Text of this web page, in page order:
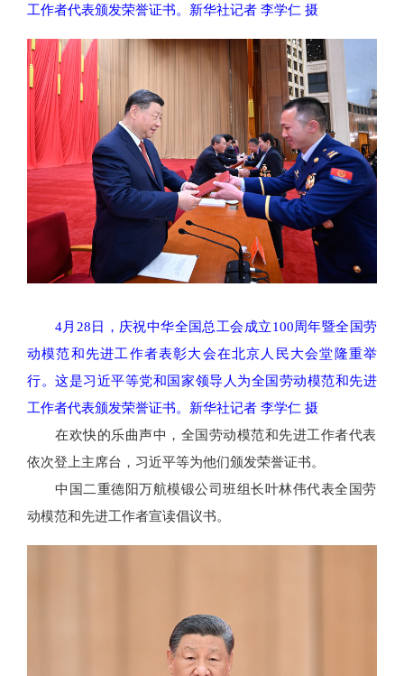
工作者代表颁发荣誉证书。新华社记者 李学仁 摄
4月28日，庆祝中华全国总工会成立100周年暨全国劳
动模范和先进工作者表彰大会在北京人民大会堂隆重举
行。这是习近平等党和国家领导人为全国劳动模范和先进
工作者代表颁发荣誉证书。新华社记者 李学仁 摄
在欢快的乐曲声中，全国劳动模范和先进工作者代表
依次登上主席台，习近平等为他们颁发荣誉证书。
中国二重德阳万航模锻公司班组长叶林伟代表全国劳
动模范和先进工作者宣读倡议书。